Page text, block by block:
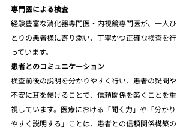
専門医による検査
経験豊富な消化器専門医・内視鏡専門医が、一人ひ
とりの患者様に寄り添い、丁寧かつ正確な検査を行
っています。
患者とのコミュニケーション
検査前後の説明を分かりやすく行い、患者の疑問や
不安に耳を傾けることで、信頼関係を築くことを重
視しています。医療における「聞く力」や「分かり
やすく説明する」ことは、患者との信頼関係構築の